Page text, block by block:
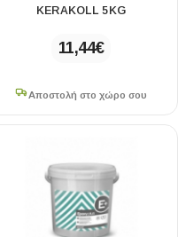
KERAKOLL 5KG
11,44€
Αποστολή στο χώρο σου